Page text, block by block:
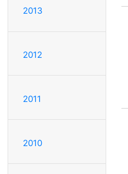
2013
2012
2011
2010